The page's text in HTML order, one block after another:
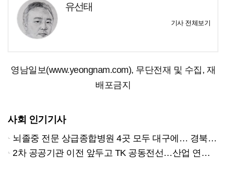
유선태
기사 전체보기
영남일보(www.yeongnam.com), 무단전재 및 수집, 재
배포금지
사회 인기기사
뇌졸중 전문 상급종합병원 4곳 모두 대구에… 경북은 골든타임 사각지대
2차 공공기관 이전 앞두고 TK 공동전선…산업 연계형 유치 승부수